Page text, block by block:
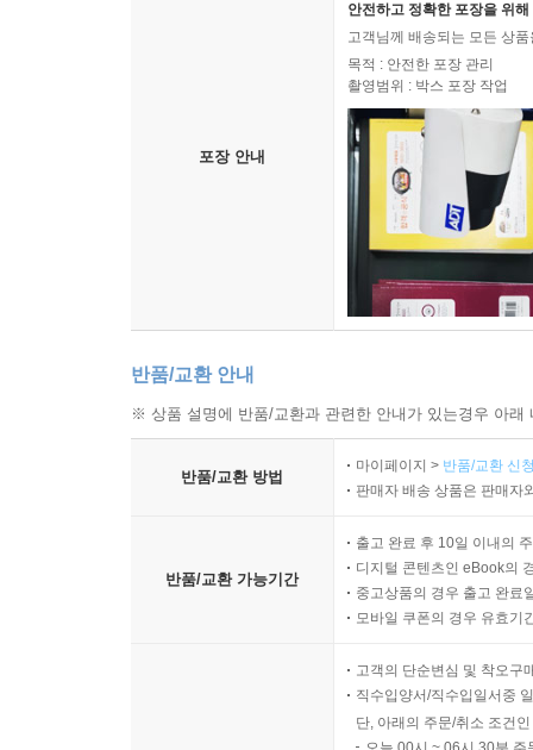
포장 안내
안전하고 정확한 포장을 위
고객님께 배송되는 모든 상
목적 : 안전한 포장 관리
촬영범위 : 박스 포장 작업
반품/교환 안내
※ 상품 설명에 반품/교환과 관련한 안내가 있는경우 아
반품/교환 방법
마이페이지 > 반품/교환 신
판매자 배송 상품은 판매자
반품/교환 가능기간
출고 완료 후 10일 이내의
디지털 콘텐츠인 eBook의
중고상품의 경우 출고 완료
모바일 쿠폰의 경우 유효기
고객의 단순변심 및 착오구
직수입양서/직수입일서중
단, 아래의 주문/취소 조건